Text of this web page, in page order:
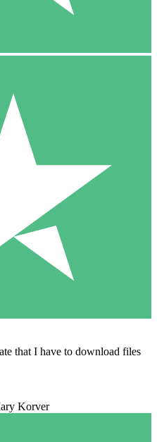
that I have to download files
Korver